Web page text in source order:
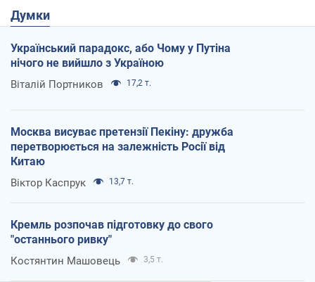
Думки
Український парадокс, або Чому у Путіна
нічого не вийшло з Україною
Віталій Портников 17,2 т.
Москва висуває претензії Пекіну: дружба
перетворюється на залежність Росії від
Китаю
Віктор Каспрук 13,7 т.
Кремль розпочав підготовку до свого
"останнього ривку"
Костянтин Машовець 3,5 т.